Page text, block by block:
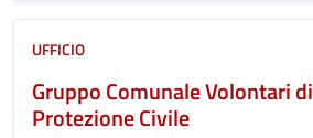
UFFICIO
Gruppo Comunale Volontari di
Protezione Civile